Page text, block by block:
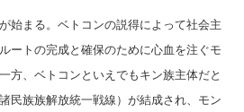
始まる。ベトコンの説得によって社会主
ートの完成と確保のために心血を注ぐモ
方、ベトコンといえでもキン族主体だと
民族族解放統一戦線）が結成され、モン